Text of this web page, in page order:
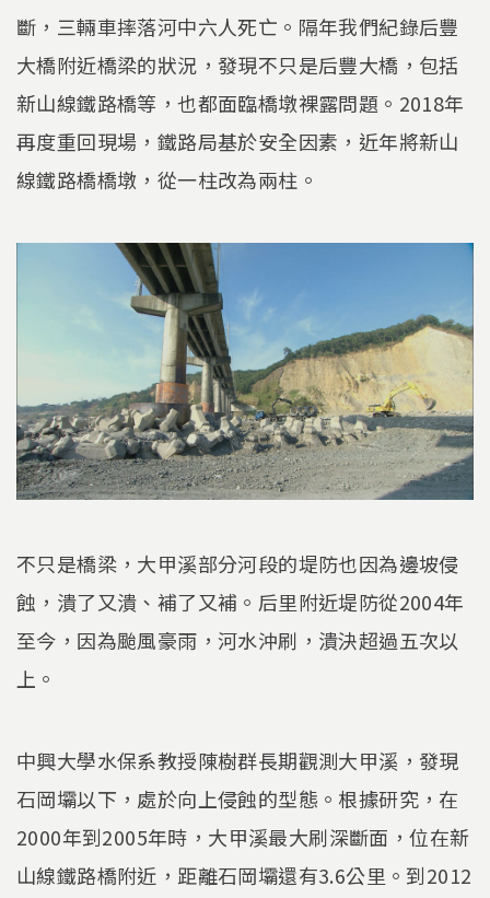
斷，三輛車摔落河中六人死亡。隔年我們紀錄后豐
大橋附近橋梁的狀況，發現不只是后豐大橋，包括
新山線鐵路橋等，也都面臨橋墩裸露問題。2018年
再度重回現場，鐵路局基於安全因素，近年將新山
線鐵路橋橋墩，從一柱改為兩柱。
不只是橋梁，大甲溪部分河段的堤防也因為邊坡侵
蝕，潰了又潰、補了又補。后里附近堤防從2004年
至今，因為颱風豪雨，河水沖刷，潰決超過五次以
上。
中興大學水保系教授陳樹群長期觀測大甲溪，發現
石岡壩以下，處於向上侵蝕的型態。根據研究，在
2000年到2005年時，大甲溪最大刷深斷面，位在新
山線鐵路橋附近，距離石岡壩還有3.6公里。到2012